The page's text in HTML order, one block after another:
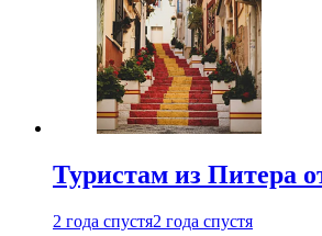
Туристам из Питера
2 года спустя2 года спустя